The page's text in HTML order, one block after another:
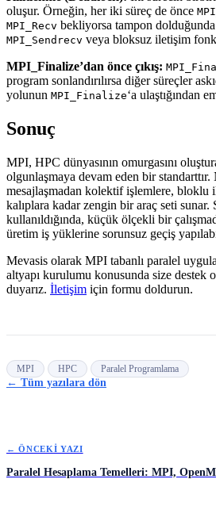
oluşur. Örneğin, her iki süreç de önce
MPI_Recv bekliyorsa tampon
MPI_Sendrecv veya bloksuz iletişim
MPI_Finalize’dan önce çıkış:
program sonlandırılırsa diğer süreçler
yolunun MPI_Finalize‘a ulaştığından
Sonuç
MPI, HPC dünyasının omurgasını
olgunlaşmaya devam eden bir
mesajlaşmadan kolektif işlemlere, bloklu
kalıplara kadar zengin bir araç seti
kullanıldığında, küçük ölçekli bir
üretim iş yüklerine sorunsuz geçiş
Mevasis olarak MPI tabanlı paralel
altyapı kurulumu konusunda size destek
duyarız. İletişim için formu doldurun.
MPI HPC Paralel Programlama
← Tüm yazılara dön
← ÖNCEKI YAZI
Paralel Hesaplama Temelleri: MPI,